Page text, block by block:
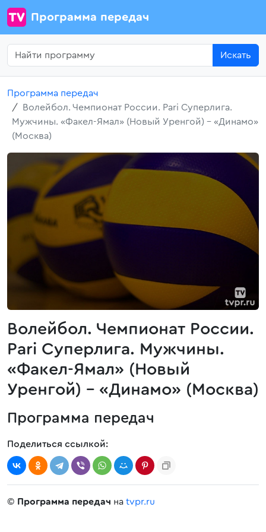
Программа передач
Искать
Программа передач
Волейбол. Чемпионат России. Pari Суперлига.
Мужчины. «Факел-Ямал» (Новый Уренгой) - «Динамо»
(Москва)
Волейбол. Чемпионат России.
Pari Суперлига. Мужчины.
«Факел-Ямал» (Новый
Уренгой) - «Динамо» (Москва)
Программа передач
Поделиться ссылкой:
© Программа передач на tvpr.ru